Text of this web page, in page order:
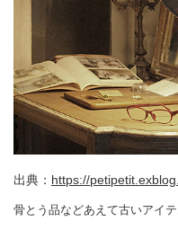
出典： https://
骨とう品などあえて古いアイ